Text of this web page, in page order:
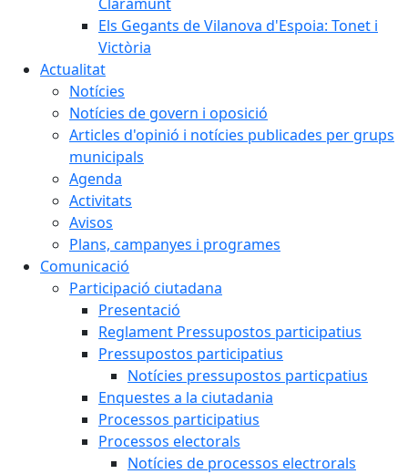
Els Gegants de Vilanova d'Espoia: Tonet i
Victòria
Actualitat
Notícies
Notícies de govern i oposició
Articles d'opinió i notícies publicades per grups
municipals
Agenda
Activitats
Avisos
Plans, campanyes i programes
Comunicació
Participació ciutadana
Presentació
Reglament Pressupostos participatius
Pressupostos participatius
Notícies pressupostos particpatius
Enquestes a la ciutadania
Processos participatius
Processos electorals
Notícies de processos electrorals